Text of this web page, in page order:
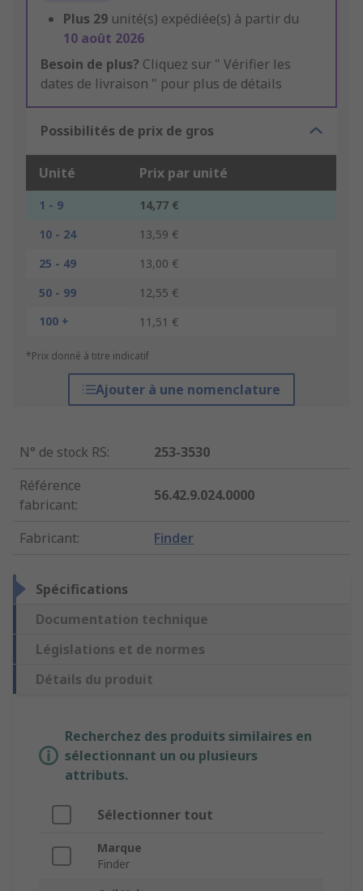
Plus 29 unité(s) expédiée(s) à partir du
10 août 2026
Besoin de plus? Cliquez sur " Vérifier les
dates de livraison " pour plus de détails
Possibilités de prix de gros
Unité Prix par unité
1 - 9
14,77 €
10 - 24
13,59 €
25 - 49
13,00 €
50 - 99
12,55 €
100 +
11,51 €
*Prix donné à titre indicatif
Ajouter à une nomenclature
N° de stock RS:
253-3530
Référence
fabricant:
56.42.9.024.0000
Fabricant: Finder
Spécifications
Documentation technique
Législations et de normes
Détails du produit
Recherchez des produits similaires en
sélectionnant un ou plusieurs
attributs.
Sélectionner tout
Marque
Finder